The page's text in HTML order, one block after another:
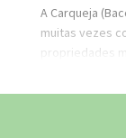
A Carqueja
muitas vezes
propriedades
ingredientes
pineno,